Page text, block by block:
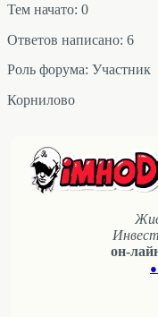
Тем начато: 0
Ответов написано: 6
Роль форума: Участник
Корнилово
он-